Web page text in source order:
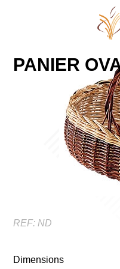
PANIER
REF: ND
Dimensions